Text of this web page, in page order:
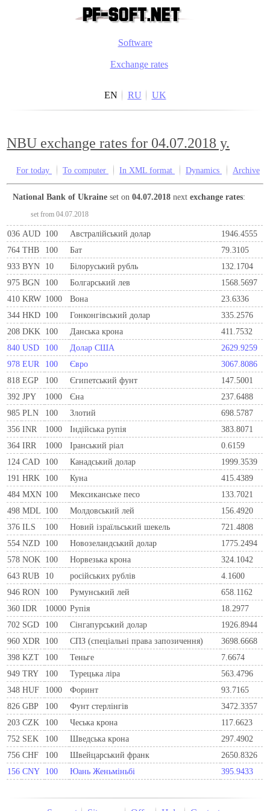
Software
Exchange rates
EN RU UK
NBU exchange rates for 04.07.2018 y.
For today To computer In XML format Dynamics Archive
National Bank of Ukraine set on04.07.2018 nextexchange rates:
set from 04.07.2018
036 AUD 100 Австралійський долар
1946.4555
764 THB 100 Бат
79.3105
933 BYN 10 Бiлоруський рубль
132.1704
975 BGN 100 Болгарський лев
1568.5697
410 KRW 1000 Вона
23.6336
344 HKD 100 Гонконгівський долар
335.2576
208 DKK 100 Данська крона
411.7532
840 USD 100 Долар США
2629.9259
978 EUR 100 Євро
3067.8086
818 EGP 100 Єгипетський фунт
147.5001
392 JPY 1000 Єна
237.6488
985 PLN 100 Злотий
698.5787
356 INR 1000 Індійська рупія
383.8071
364 IRR 1000 Іранський ріал
0.6159
124 CAD 100 Канадський долар
1999.3539
191 HRK 100 Куна
415.4389
484 MXN 100 Мексиканське песо
133.7021
498 MDL 100 Молдовський лей
156.4920
376 ILS 100 Новий ізраїльський шекель
721.4808
554 NZD 100 Новозеландський долар
1775.2494
578 NOK 100 Норвезька крона
324.1042
643 RUB 10 російських рублів
4.1600
946 RON 100 Румунський лей
658.1162
360 IDR 10000 Рупія
18.2977
702 SGD 100 Сінгапурський долар
1926.8944
960 XDR 100 СПЗ (спеціальні права запозичення)
3698.6668
398 KZT 100 Теньге
7.6674
949 TRY 100 Турецька ліра
563.4796
348 HUF 1000 Форинт
93.7165
826 GBP 100 Фунт стерлінгів
3472.3357
203 CZK 100 Чеська крона
117.6623
752 SEK 100 Шведська крона
297.4902
756 CHF 100 Швейцарський франк
2650.8326
156 CNY 100 Юань Женьміньбі 395.9433